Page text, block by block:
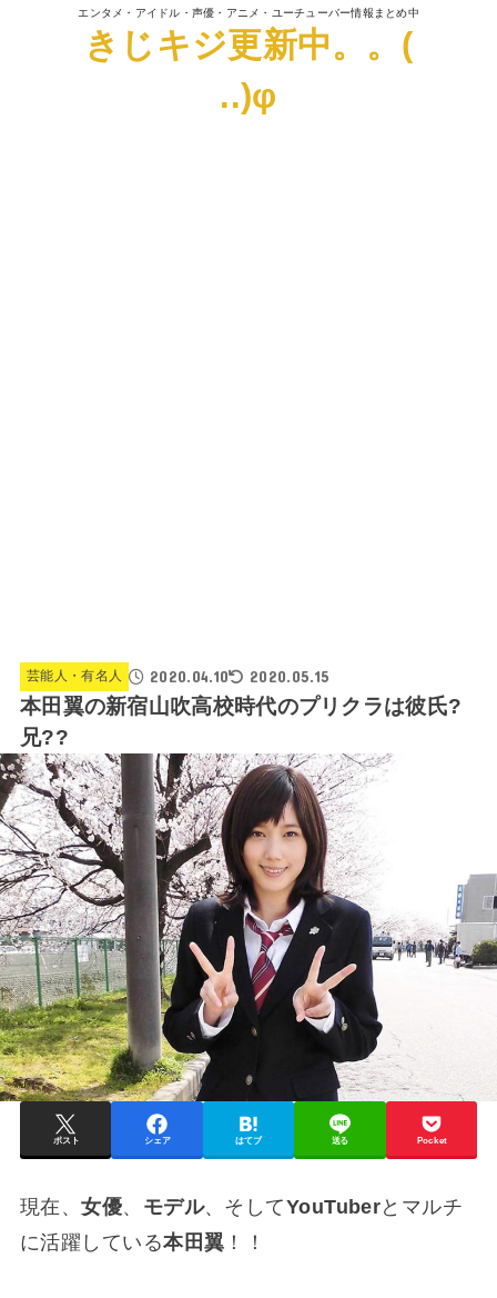
エンタメ・アイドル・声優・アニメ・ユーチューバー情報まとめ中
きじキジ更新中。。(
..)φ
芸能人・有名人 2020.04.10 2020.05.15
本田翼の新宿山吹高校時代のプリクラは彼氏?
兄??
ポスト シェア はてブ 送る Pocket
現在、女優、 モデル、そしてYouTuberとマルチ
に活躍している本田翼 ！！